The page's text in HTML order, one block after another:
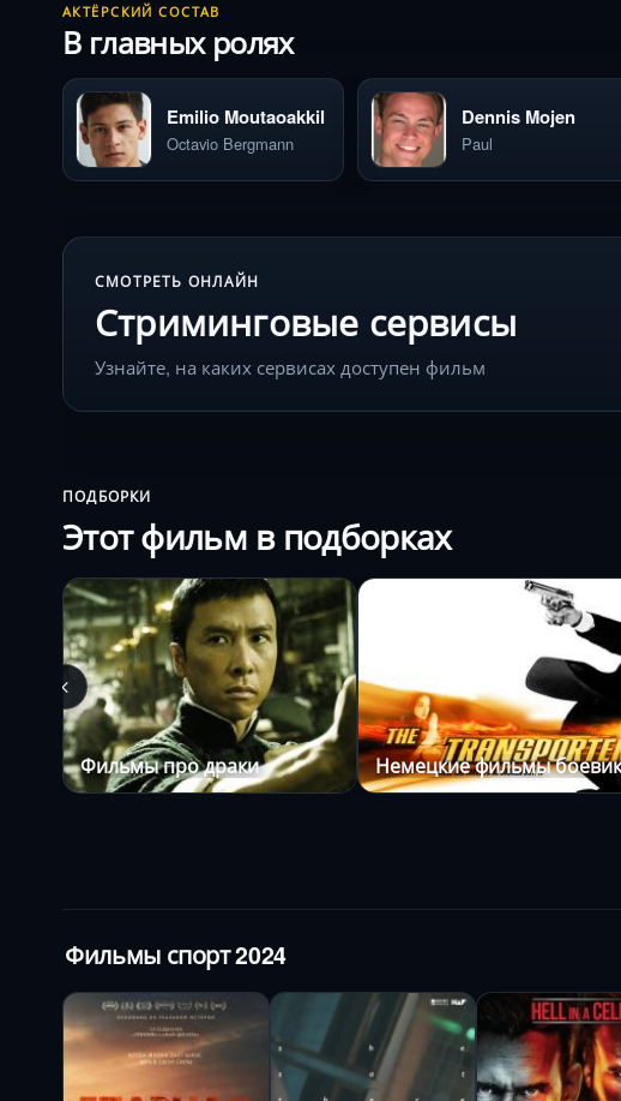
АКТЁРСКИЙ СОСТАВ
В главных ролях
Emilio Moutaoakkil
Octavio Bergmann
Dennis Mojen
Paul
СМОТРЕТЬ ОНЛАЙН
Стриминговые сервисы
Узнайте, на каких сервисах доступен фильм
ПОДБОРКИ
Этот фильм в подборках
Фильмы про драки Немецкие фильмы
Фильмы спорт 2024